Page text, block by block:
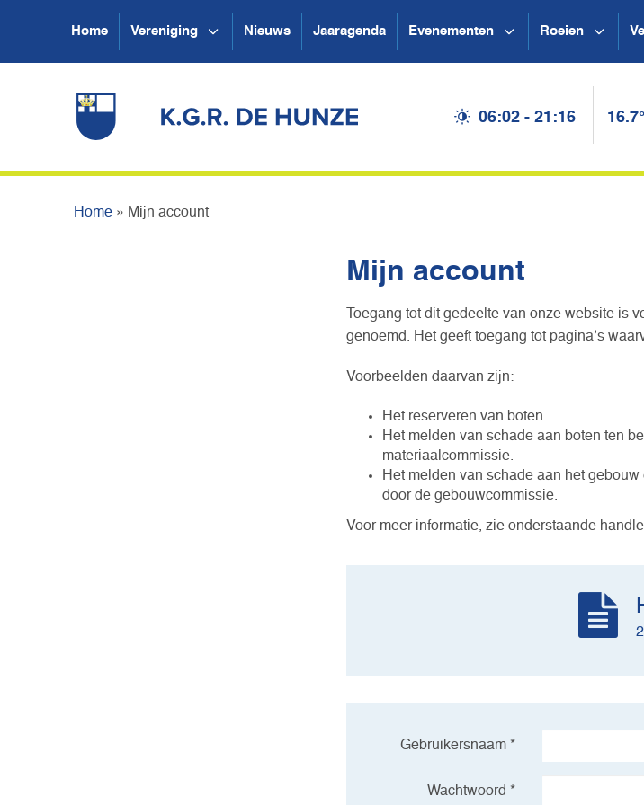
Home Vereniging Nieuws Jaaragenda Evenementen Roeien
06:02 - 21:16 16.7°
Home » Mijn account
Mijn account
Toegang tot dit gedeelte van onze website is
genoemd. Het geeft toegang tot pagina’s
Voorbeelden daarvan zijn:
Het reserveren van boten.
Het melden van schade aan boten ten
materiaalcommissie.
Het melden van schade aan het
door de gebouwcommissie.
Voor meer informatie, zie onderstaande
Gebruikersnaam *
Wachtwoord *